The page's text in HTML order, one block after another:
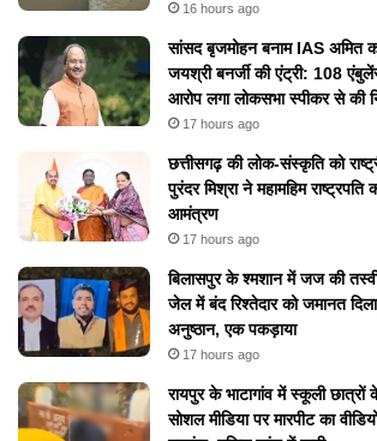
16 hours ago
सांसद बृजमोहन बनाम IAS अमित
जयश्री बनर्जी की एंट्री: 108
आरोप लगा लोकसभा स्पीकर से की
17 hours ago
छत्तीसगढ़ की लोक-संस्कृति को
पुरंदर मिश्रा ने महामहिम
आमंत्रण
17 hours ago
बिलासपुर के श्मशान में जज की
जेल में बंद रिश्तेदार को जमानत
अनुष्ठान, एक पकड़ाया
17 hours ago
रायपुर के भाटागांव में स्कूली
सोशल मीडिया पर मारपीट का